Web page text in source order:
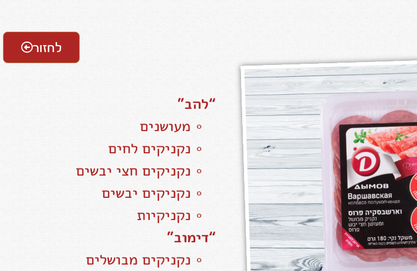
לחזור
“להב”
∘ מעושנים
∘ נקניקים לחים
∘ נקניקים חצי יבשים
∘ נקניקים יבשים
∘ נקניקיות
“דימוב”
∘ נקניקים מבושלים